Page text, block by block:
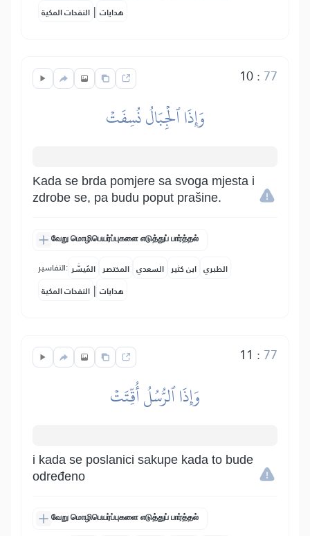
النفحات المكية | هدايات
10: 77
وَإِذَا ٱلۡجِبَالُ نُسِفَتۡ
Kada se brda pomjere sa svoga mjesta i
zdrobe se, pa budu poput prašine.
வேறு மொழிபெயர்ப்புகளை எடுத்துப் பார்த்தல்
التفاسير: المُيسَّر المختصر السعدي ابن كثير الطبري
النفحات المكية | هدايات
11 : 77
وَإِذَا ٱلرُّسُلُ أُقِّتَتۡ
i kada se poslanici sakupe kada to bude
određeno
வேறு மொழிபெயர்ப்புகளை எடுத்துப் பார்த்தல்